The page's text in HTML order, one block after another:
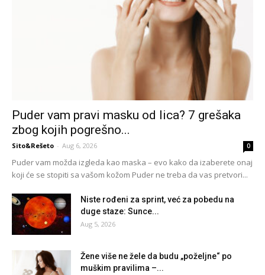
Puder vam pravi masku od lica? 7 grešaka
zbog kojih pogrešno...
Sito&Rešeto - Aug 6, 2026 0
Puder vam možda izgleda kao maska – evo kako da izaberete onaj
koji će se stopiti sa vašom kožom Puder ne treba da vas pretvori...
Niste rođeni za sprint, već za pobedu na
duge staze: Sunce...
Aug 5, 2026
Žene više ne žele da budu „poželjne“ po
muškim pravilima –...